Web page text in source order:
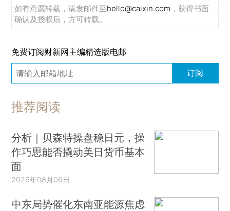
如有意愿转载，请发邮件至hello@caixin.com ，获得书面
确认及授权后，方可转载。
免费订阅财新网主编精选版电邮
订阅
推荐阅读
分析｜贝森特操盘稳日元，操
作巧思能否撬动美日货币基本
面
2026年08月06日
中东局势催化东南亚能源焦虑